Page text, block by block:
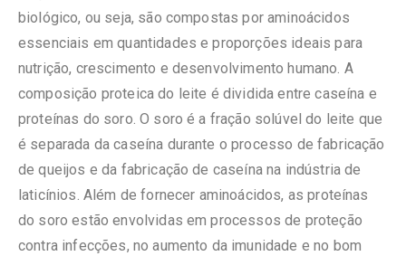
biológico, ou seja, são compostas por aminoácidos
essenciais em quantidades e proporções ideais para
nutrição, crescimento e desenvolvimento humano. A
composição proteica do leite é dividida entre caseína e
proteínas do soro. O soro é a fração solúvel do leite que
é separada da caseína durante o processo de fabricação
de queijos e da fabricação de caseína na indústria de
laticínios. Além de fornecer aminoácidos, as proteínas
do soro estão envolvidas em processos de proteção
contra infecções, no aumento da imunidade e no bom